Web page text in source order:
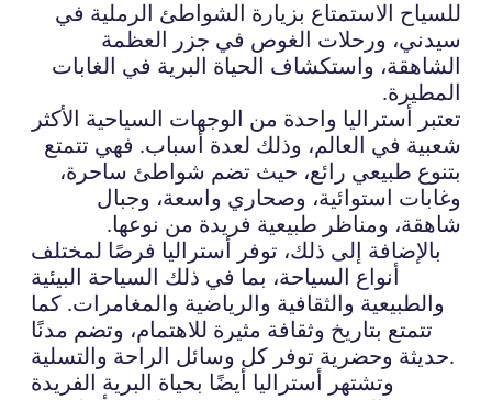
للسياح الاستمتاع بزيارة الشواطئ الرملية في
سيدني، ورحلات الغوص في جزر العظمة
الشاهقة، واستكشاف الحياة البرية في الغابات
المطيرة.
تعتبر أستراليا واحدة من الوجهات السياحية الأكثر
شعبية في العالم، وذلك لعدة أسباب. فهي تتمتع
بتنوع طبيعي رائع، حيث تضم شواطئ ساحرة،
وغابات استوائية، وصحاري واسعة، وجبال
شاهقة، ومناظر طبيعية فريدة من نوعها.
بالإضافة إلى ذلك، توفر أستراليا فرصًا لمختلف
أنواع السياحة، بما في ذلك السياحة البيئية
والطبيعية والثقافية والرياضية والمغامرات. كما
تتمتع بتاريخ وثقافة مثيرة للاهتمام، وتضم مدنًا
حديثة وحضرية توفر كل وسائل الراحة والتسلية.
وتشتهر أستراليا أيضًا بحياة البرية الفريدة